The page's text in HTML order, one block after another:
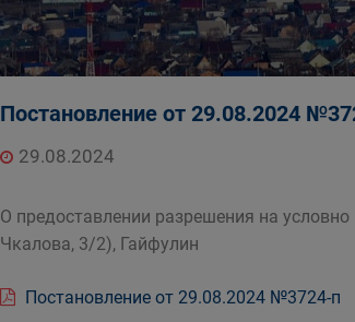
Постановление от 29.08.2024
29.08.2024
О предоставлении разрешения на
Чкалова, 3/2), Гайфулин
Постановление от 29.08.2024 №3724-п